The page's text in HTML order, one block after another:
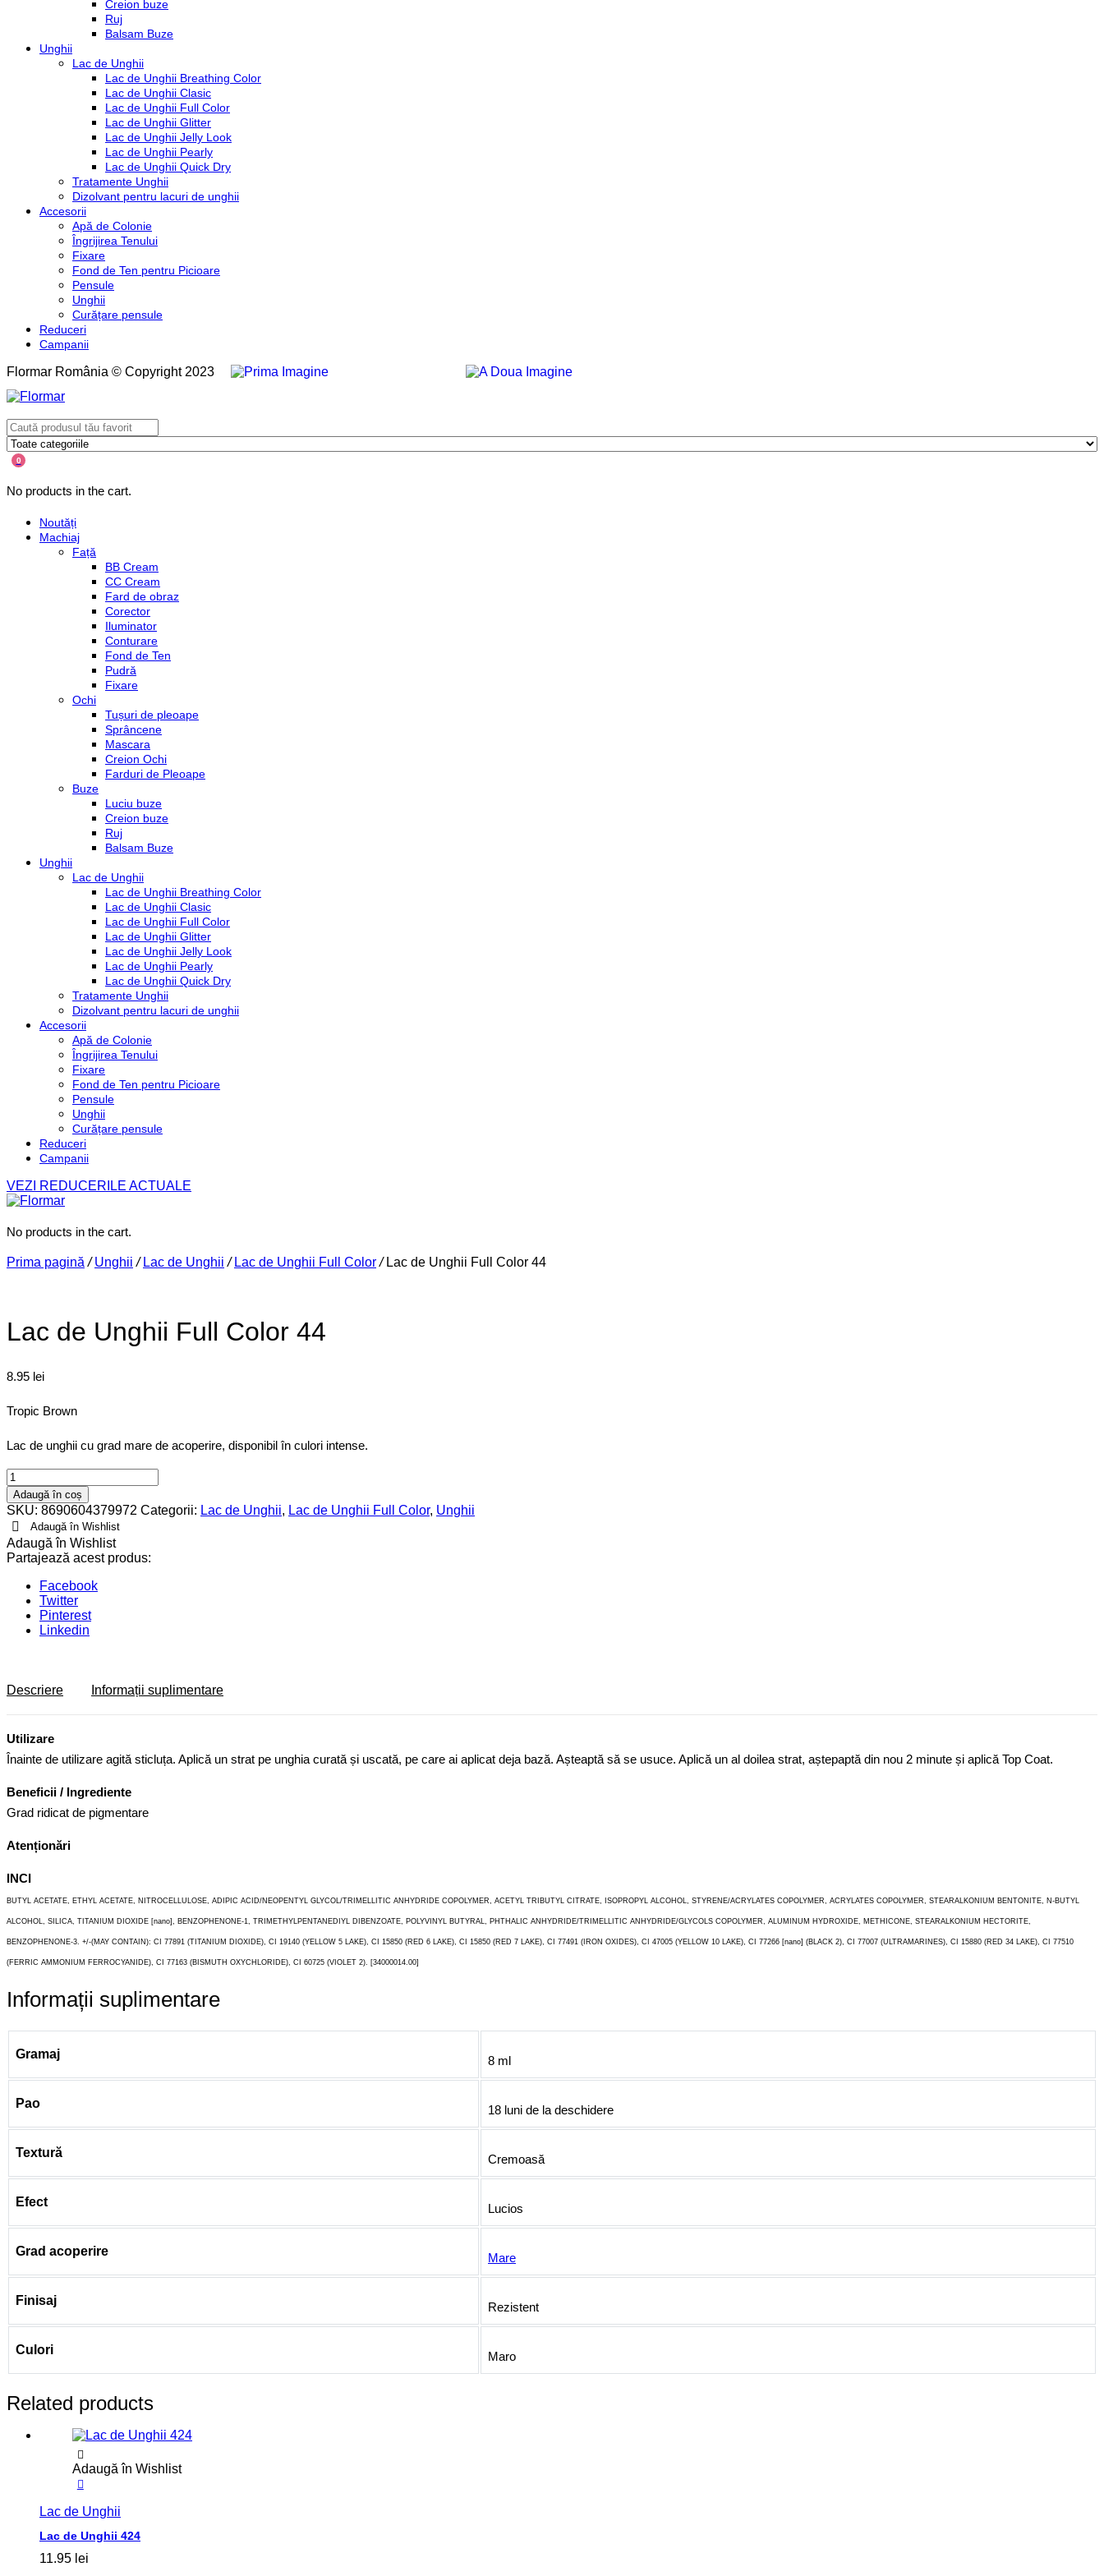
Creion buze
Ruj
Balsam Buze
Unghii
Lac de Unghii
Lac de Unghii Breathing Color
Lac de Unghii Clasic
Lac de Unghii Full Color
Lac de Unghii Glitter
Lac de Unghii Jelly Look
Lac de Unghii Pearly
Lac de Unghii Quick Dry
Tratamente Unghii
Dizolvant pentru lacuri de unghii
Accesorii
Apă de Colonie
Îngrijirea Tenului
Fixare
Fond de Ten pentru Picioare
Pensule
Unghii
Curățare pensule
Reduceri
Campanii
Flormar România © Copyright 2023
0
No products in the cart.
Noutăți
Machiaj
Față
BB Cream
CC Cream
Fard de obraz
Corector
Iluminator
Conturare
Fond de Ten
Pudră
Fixare
Ochi
Tușuri de pleoape
Sprâncene
Mascara
Creion Ochi
Farduri de Pleoape
Buze
Luciu buze
Creion buze
Ruj
Balsam Buze
Unghii
Lac de Unghii
Lac de Unghii Breathing Color
Lac de Unghii Clasic
Lac de Unghii Full Color
Lac de Unghii Glitter
Lac de Unghii Jelly Look
Lac de Unghii Pearly
Lac de Unghii Quick Dry
Tratamente Unghii
Dizolvant pentru lacuri de unghii
Accesorii
Apă de Colonie
Îngrijirea Tenului
Fixare
Fond de Ten pentru Picioare
Pensule
Unghii
Curățare pensule
Reduceri
Campanii
VEZI REDUCERILE ACTUALE
No products in the cart.
Prima pagină /Unghii / Lac de Unghii / Lac de Unghii Full Color/ Lac de Unghii Full Color 44
Lac de Unghii Full Color 44
8.95 lei
Tropic Brown
Lac de unghii cu grad mare de acoperire, disponibil în culori intense.
Lac
de
Unghii
Full
Color
44
quantity
Adaugă în coș
SKU: 8690604379972 Categorii: Lac de Unghii, Lac de Unghii Full Color, Unghii
Adaugă în Wishlist
Adaugă în Wishlist
Partajează acest produs:
Facebook
Twitter
Pinterest
Linkedin
Descriere Informații suplimentare
Utilizare
Înainte de utilizare agită sticluța. Aplică un strat pe unghia curată și uscată, pe care ai aplicat deja bază. Așteaptă să se usuce. Aplică un al doilea strat, aștepaptă din nou 2 minute și aplică Top Coat.
Beneficii / Ingrediente
Grad ridicat de pigmentare
Atenționări
INCI
BUTYL ACETATE, ETHYL ACETATE, NITROCELLULOSE, ADIPIC ACID/NEOPENTYL GLYCOL/TRIMELLITIC ANHYDRIDE COPOLYMER, ACETYL TRIBUTYL CITRATE, ISOPROPYL ALCOHOL, STYRENE/ACRYLATES COPOLYMER, ACRYLATES COPOLYMER, STEARALKONIUM BENTONITE, N-BUTYL
ALCOHOL, SILICA, TITANIUM DIOXIDE [nano], BENZOPHENONE-1, TRIMETHYLPENTANEDIYL DIBENZOATE, POLYVINYL BUTYRAL, PHTHALIC ANHYDRIDE/TRIMELLITIC ANHYDRIDE/GLYCOLS COPOLYMER, ALUMINUM HYDROXIDE, METHICONE, STEARALKONIUM HECTORITE,
BENZOPHENONE-3. +/-(MAY CONTAIN): CI 77891 (TITANIUM DIOXIDE), CI 19140 (YELLOW 5 LAKE), CI 15850 (RED 6 LAKE), CI 15850 (RED 7 LAKE), CI 77491 (IRON OXIDES), CI 47005 (YELLOW 10 LAKE), CI 77266 [nano] (BLACK 2), CI 77007 (ULTRAMARINES), CI 15880 (RED 34 LAKE), CI 77510
(FERRIC AMMONIUM FERROCYANIDE), CI 77163 (BISMUTH OXYCHLORIDE), CI 60725 (VIOLET 2). [34000014.00]
Informații suplimentare
Gramaj 8 ml
Pao 18 luni de la deschidere
Textură Cremoasă
Efect Lucios
Grad acoperire Mare
Finisaj Rezistent
Culori Maro
Related products
Adaugă în Wishlist
Lac de Unghii
Lac de Unghii 424
11.95 lei